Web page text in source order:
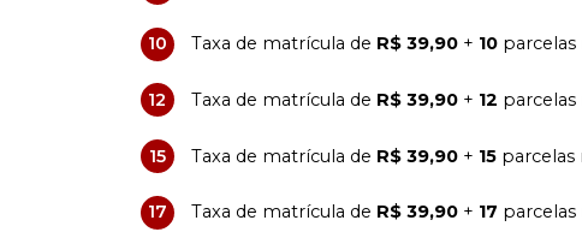
10 Taxa de matrícula de R$ 39,90 + 10 parcelas
12 Taxa de matrícula de R$ 39,90 + 12 parcelas
15 Taxa de matrícula de R$ 39,90 + 15 parcelas
17 Taxa de matrícula de R$ 39,90 + 17 parcelas